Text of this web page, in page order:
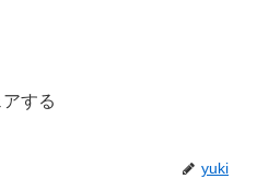
アする
yuki